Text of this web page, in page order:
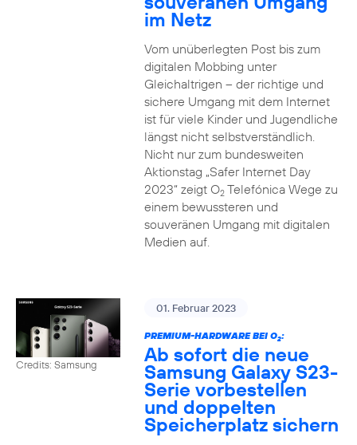
im Netz
Vom unüberlegten Post bis zum
digitalen Mobbing unter
Gleichaltrigen – der richtige und
sichere Umgang mit dem Internet
ist für viele Kinder und Jugendliche
längst nicht selbstverständlich.
Nicht nur zum bundesweiten
Aktionstag „Safer Internet Day
2023“ zeigt O2Telefónica Wege zu
einem bewussteren und
souveränen Umgang mit digitalen
Medien auf.
Credits: Samsung
01. Februar 2023
PREMIUM-HARDWARE BEI O2:
Ab sofort die neue
Samsung Galaxy S23-
Serie vorbestellen
und doppelten
Speicherplatz sichern